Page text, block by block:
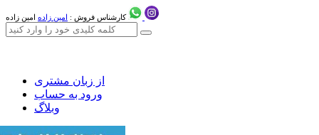
کارشناس فروش : امین زاده امین زاده
از زبان مشتری
ورود به حساب
وبلاگ